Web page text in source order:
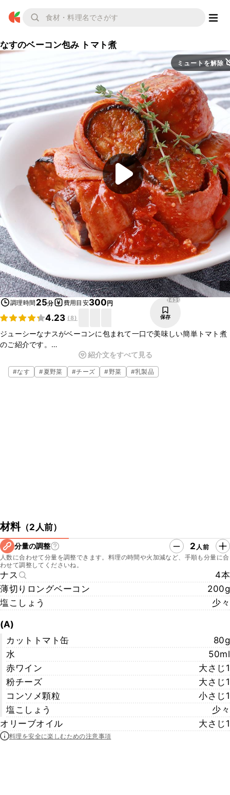
なすのベーコン包み トマト煮
ミュートを解除
調理時間 25分 費用目安300円
4.23 (8)
1439
保存
ジューシーなナスがベーコンに包まれて一口で美味しい簡単トマト煮
のご紹介です。
具材が少ないので、長く煮込まなくても味がしっかりと染み込み、
ベーコンのだしが出るので美味しくお召し上がりいただけます。ぜひ
お試しください。
紹介文をすべて見る
#なす #夏野菜 #チーズ #野菜 #乳製品
材料（2人前）
分量の調整 2 人前
人数に合わせて分量を調整できます。料理の時間や火加減など、手順も分量に合
わせて調整してくださいね。
ナス
4本
薄切りロングベーコン
200g
塩こしょう
少々
(A)
カットトマト缶
80g
水
50ml
赤ワイン
大さじ1
粉チーズ
大さじ1
コンソメ顆粒
小さじ1
塩こしょう
少々
オリーブオイル
大さじ1
料理を安全に楽しむための注意事項